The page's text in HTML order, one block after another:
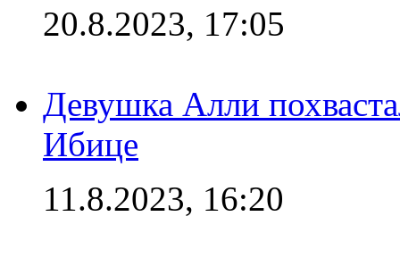
20.8.2023, 17:05
Девушка Алли
Ибице
11.8.2023, 16:20